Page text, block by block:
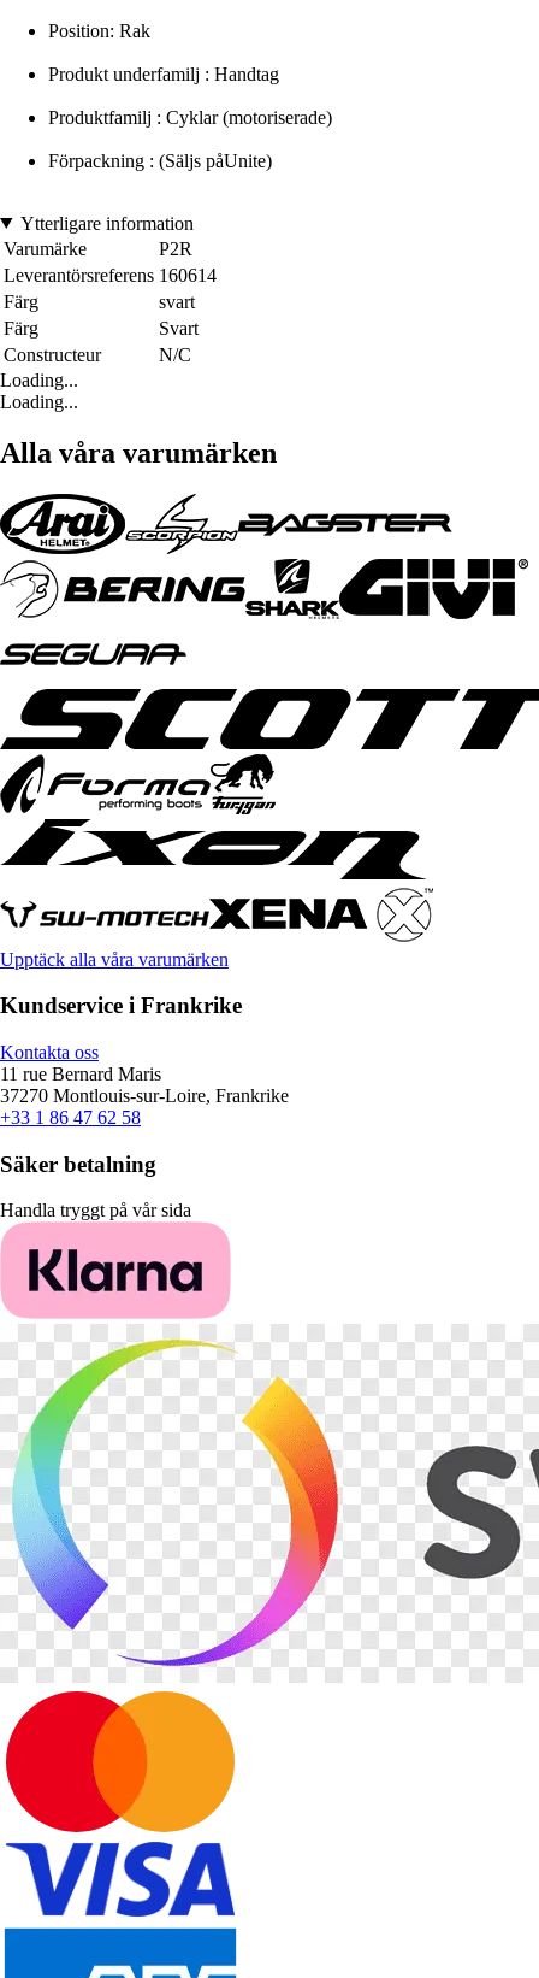
Position: Rak
Produkt underfamilj : Handtag
Produktfamilj : Cyklar (motoriserade)
Förpackning : (Säljs påUnite)
Ytterligare information
Varumärke
P2R
Leverantörsreferens 160614
Färg
svart
Färg
Svart
Constructeur
N/C
Loading...
Loading...
Alla våra varumärken
Upptäck alla våra varumärken
Kundservice i Frankrike
Kontakta oss
11 rue Bernard Maris
37270 Montlouis-sur-Loire, Frankrike
+33 1 86 47 62 58
Säker betalning
Handla tryggt på vår sida